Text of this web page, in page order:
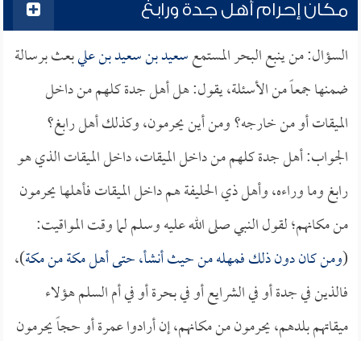
مكان إحرام أهل جدة ورابغ
السؤال: من ينبع البحر المستمعسعيد بن سعيد بن عليبعث برسالة
ضمنها جمعاً من الأسئلة، يقول: هل أهل جدة كلهم من داخل
الميقات أو من خارجه؟ ومن أين يحرمون، وكذلك أهل رابغ؟
الجواب: أهل جدة كلهم من داخل الميقات، داخل الميقات الذي هو
رابغ وما وراءه، وأهل ذي الحليفة هم داخل الميقات فأهلها يحرمون
من مكانهم؛ لقول النبي صلى الله عليه وسلم لما وقت المواقيت:
(ومن كان دون ذلك فمهله من حيث أنشأ، حتى أهل مكة من مكة)،
فالذين في جدة أو في الشرايع أو في بحرة أو في أم السلم هؤلاء
ميقاتهم بلدهم، يحرمون من مكانهم، إن أرادوا عمرة أو حجاً يحرمون